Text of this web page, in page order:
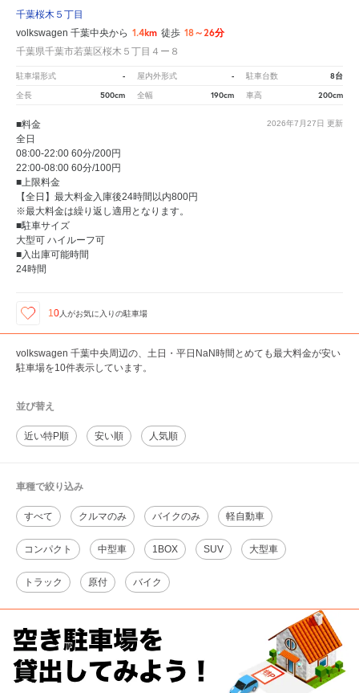
千葉桜木５丁目
volkswagen 千葉中央から 1.4km 徒歩 18～26分
千葉県千葉市若葉区桜木５丁目４ー８
駐車場形式 - 屋内外形式 - 駐車台数 8台
全長 500cm 全幅 190cm 車高 200cm
2026年7月27日 更新
■料金
全日
08:00-22:00 60分/200円
22:00-08:00 60分/100円
■上限料金
【全日】最大料金入庫後24時間以内800円
※最大料金は繰り返し適用となります。
■駐車サイズ
大型可 ハイルーフ可
■入出庫可能時間
24時間
10 人がお気に入りの駐車場
volkswagen 千葉中央周辺の、土日・平日NaN時間とめても最大料金が安い
駐車場を10件表示しています。
並び替え
近い特P順 安い順 人気順
車種で絞り込み
すべて クルマのみ バイクのみ 軽自動車
コンパクト 中型車 1BOX SUV 大型車
トラック 原付 バイク